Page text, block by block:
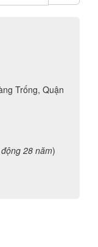
Trống, Quận
28 năm)